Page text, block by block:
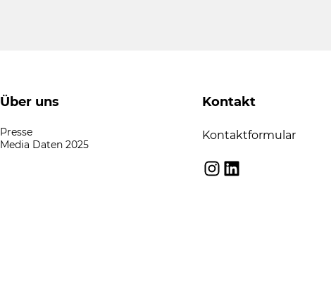
Über uns
Presse
Media Daten 2025
Kontakt
Kontaktformular
Instagram
LinkedIn